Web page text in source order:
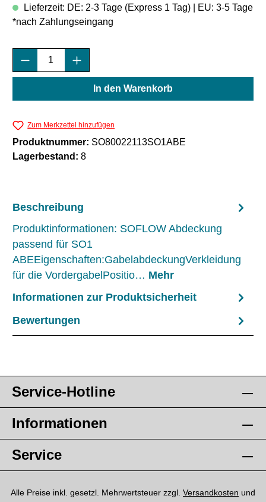
Lieferzeit: DE: 2-3 Tage (Express 1 Tag) | EU: 3-5 Tage
*nach Zahlungseingang
Produkt Anzahl: Gib den gewünschten
In den Warenkorb
Zum Merkzettel hinzufügen
Produktnummer: SO80022113SO1ABE
Lagerbestand: 8
Beschreibung
Produktinformationen: SOFLOW Abdeckung
passend für SO1
ABEEigenschaften:GabelabdeckungVerkleidung
für die VordergabelPositio… Mehr
Informationen zur Produktsicherheit
Bewertungen
Service-Hotline
Informationen
Service
Alle Preise inkl. gesetzl. Mehrwertsteuer zzgl. Versandkosten und